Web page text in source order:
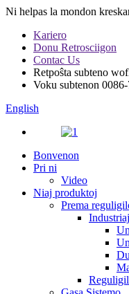
Ni helpas la mondon
Kariero
Donu Retrosciigon
Contac Us
Retpoŝta subteno
Voku subtenon
English
Bonvenon
Pri ni
Video
Niaj produktoj
Prema